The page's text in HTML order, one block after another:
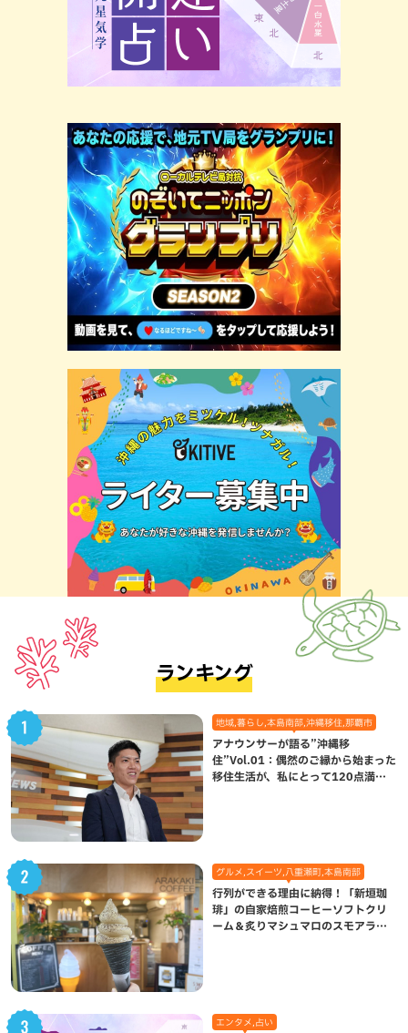
ランキング
地域,暮らし,本島南部,沖縄移住,那覇市
アナウンサーが語る”沖縄移
住”Vol.01：偶然のご縁から始まった
移住生活が、私にとって120点満点
グルメ,スイーツ,八重瀬町,本島南部
行列ができる理由に納得！「新垣珈
琲」の自家焙煎コーヒーソフトクリ
ーム＆炙りマシュマロのスモアラテ
エンタメ,占い